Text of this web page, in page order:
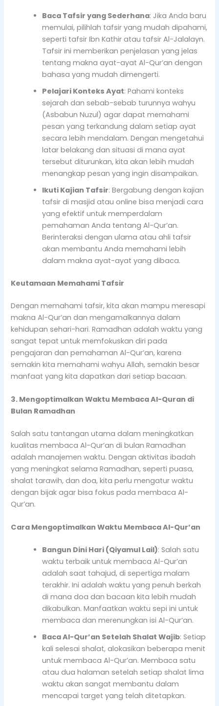
Baca Tafsir yang Sederhana: Jika Anda baru
memulai, pilihlah tafsir yang mudah dipahami,
seperti tafsir Ibn Kathir atau tafsir Al-Jalalayn.
Tafsir ini memberikan penjelasan yang jelas
tentang makna ayat-ayat Al-Qur’an dengan
bahasa yang mudah dimengerti.
Pelajari Konteks Ayat: Pahami konteks
sejarah dan sebab-sebab turunnya wahyu
(Asbabun Nuzul) agar dapat memahami
pesan yang terkandung dalam setiap ayat
secara lebih mendalam. Dengan mengetahui
latar belakang dan situasi di mana ayat
tersebut diturunkan, kita akan lebih mudah
menangkap pesan yang ingin disampaikan.
Ikuti Kajian Tafsir: Bergabung dengan kajian
tafsir di masjid atau online bisa menjadi cara
yang efektif untuk memperdalam
pemahaman Anda tentang Al-Qur’an.
Berinteraksi dengan ulama atau ahli tafsir
akan membantu Anda memahami lebih
dalam makna ayat-ayat yang dibaca.
Keutamaan Memahami Tafsir
Dengan memahami tafsir, kita akan mampu meresapi
makna Al-Qur’an dan mengamalkannya dalam
kehidupan sehari-hari. Ramadhan adalah waktu yang
sangat tepat untuk memfokuskan diri pada
pengajaran dan pemahaman Al-Qur’an, karena
semakin kita memahami wahyu Allah, semakin besar
manfaat yang kita dapatkan dari setiap bacaan.
3. Mengoptimalkan Waktu Membaca Al-Quran di
Bulan Ramadhan
Salah satu tantangan utama dalam meningkatkan
kualitas membaca Al-Qur’an di bulan Ramadhan
adalah manajemen waktu. Dengan aktivitas ibadah
yang meningkat selama Ramadhan, seperti puasa,
shalat tarawih, dan doa, kita perlu mengatur waktu
dengan bijak agar bisa fokus pada membaca Al-
Qur’an.
Cara Mengoptimalkan Waktu Membaca Al-Qur’an
Bangun Dini Hari (Qiyamul Lail): Salah satu
waktu terbaik untuk membaca Al-Qur’an
adalah saat tahajud, di sepertiga malam
terakhir. Ini adalah waktu yang penuh berkah
di mana doa dan bacaan kita lebih mudah
dikabulkan. Manfaatkan waktu sepi ini untuk
membaca dan merenungkan isi Al-Qur’an.
Baca Al-Qur’an Setelah Shalat Wajib: Setiap
kali selesai shalat, alokasikan beberapa menit
untuk membaca Al-Qur’an. Membaca satu
atau dua halaman setelah setiap shalat lima
waktu akan sangat membantu dalam
mencapai target yang telah ditetapkan.